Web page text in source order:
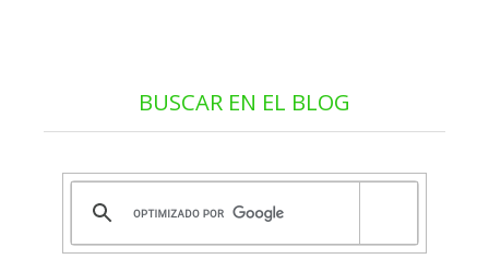
BUSCAR EN EL BLOG